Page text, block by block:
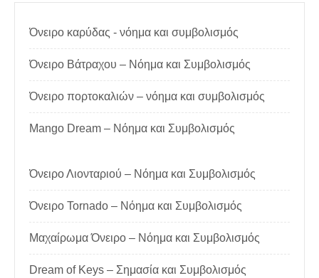
Όνειρο καρύδας - νόημα και συμβολισμός
Όνειρο Βάτραχου – Νόημα και Συμβολισμός
Όνειρο πορτοκαλιών – νόημα και συμβολισμός
Mango Dream – Νόημα και Συμβολισμός
Όνειρο Λιονταριού – Νόημα και Συμβολισμός
Όνειρο Tornado – Νόημα και Συμβολισμός
Μαχαίρωμα Όνειρο – Νόημα και Συμβολισμός
Dream of Keys – Σημασία και Συμβολισμός